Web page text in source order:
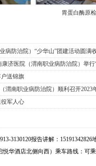
胃蛋白酶原
病防治院）“少华山”团建活动圆满
济医院（渭南职业病防治院）举行
送锦旗
渭南职业病防治院）顺利召开2023
军人心
3130120报告讲解：
华酒店北侧向西）乘车路线：可